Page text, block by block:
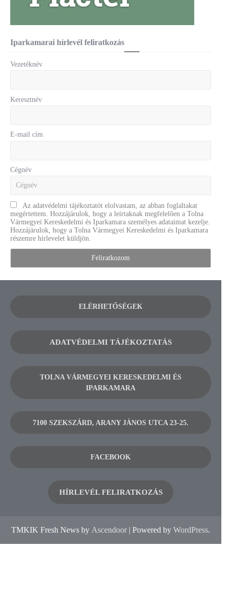
Iparkamarai hírlevél feliratkozás
Vezetéknév
Keresztnév
E-mail cím
Cégnév
Az adatvédelmi tájékoztatót elolvastam, az abban foglaltakat
megértettem. Hozzájárulok, hogy a leírtaknak megfelelően a Tolna
Vármegyei Kereskedelmi és Iparkamara személyes adataimat kezelje.
Hozzájárulok, hogy a Tolna Vármegyei Kereskedelmi és Iparkamara
részemre hírlevelet küldjön.
ELÉRHETŐSÉGEK
ADATVÉDELMI TÁJÉKOZTATÁS
TOLNA VÁRMEGYEI KERESKEDELMI ÉS
IPARKAMARA
7100 SZEKSZÁRD, ARANY JÁNOS UTCA 23-25.
FACEBOOK
HÍRLEVÉL FELIRATKOZÁS
TMKIK Fresh News by Ascendoor | Powered by WordPress.